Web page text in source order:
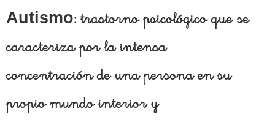
Autismo: trastorno psicológico que se
caracteriza por la intensa
concentración de una persona en su
propio mundo interior y